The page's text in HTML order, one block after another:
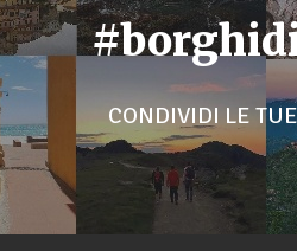
CONDIVIDI LE